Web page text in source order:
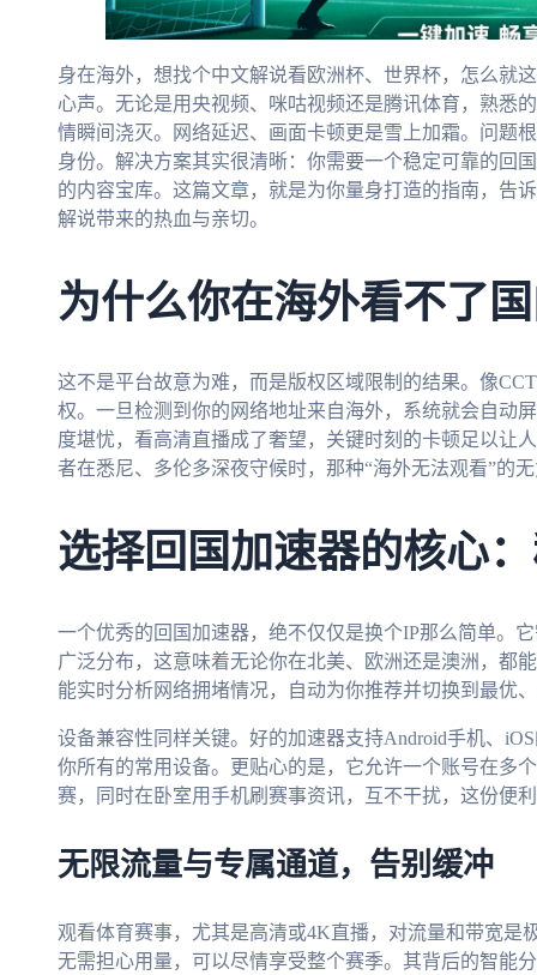
身在海外，想找个中文解说看欧洲杯、世界杯，怎么就
心声。无论是用央视频、咪咕视频还是腾讯体育，熟悉
情瞬间浇灭。网络延迟、画面卡顿更是雪上加霜。问题
身份。解决方案其实很清晰：你需要一个稳定可靠的回
的内容宝库。这篇文章，就是为你量身打造的指南，告
解说带来的热血与亲切。
为什么你在海外看不了国
这不是平台故意为难，而是版权区域限制的结果。像
权。一旦检测到你的网络地址来自海外，系统就会自动
度堪忧，看高清直播成了奢望，关键时刻的卡顿足以让
者在悉尼、多伦多深夜守候时，那种“海外无法观看”的无
选择回国加速器的核心
一个优秀的回国加速器，绝不仅仅是换个IP那么简单。
广泛分布，这意味着无论你在北美、欧洲还是澳洲，都
能实时分析网络拥堵情况，自动为你推荐并切换到最优
设备兼容性同样关键。好的加速器支持Android手机、
你所有的常用设备。更贴心的是，它允许一个账号在多
赛，同时在卧室用手机刷赛事资讯，互不干扰，这份便
无限流量与专属通道，告别缓冲
观看体育赛事，尤其是高清或4K直播，对流量和带宽是
无需担心用量，可以尽情享受整个赛季。其背后的智能